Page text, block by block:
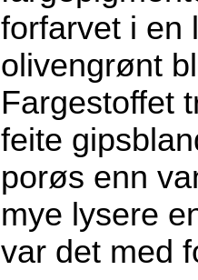
forfarvet i en
olivengrønt
Fargestoffet
feite
porøs enn
mye lysere
var det med